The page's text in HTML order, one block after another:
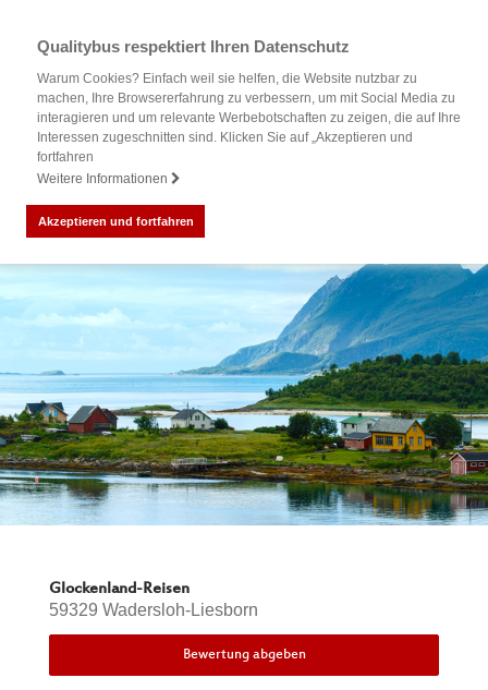
Qualitybus respektiert Ihren Datenschutz
Warum Cookies? Einfach weil sie helfen, die Website nutzbar zu
machen, Ihre Browsererfahrung zu verbessern, um mit Social Media zu
interagieren und um relevante Werbebotschaften zu zeigen, die auf Ihre
Interessen zugeschnitten sind. Klicken Sie auf „Akzeptieren und
fortfahren
Weitere Informationen
Akzeptieren und fortfahren
Glockenland-Reisen
59329 Wadersloh-Liesborn
Bewertung abgeben